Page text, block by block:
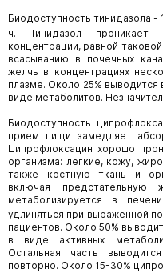
Биодоступность тинидазола -
ч. Тинидазол
концентрации, равной
всасыванию в почечных
желчь в концентрациях
плазме. Около 25%
виде метаболитов.
Биодоступность
прием пищи замедляет
Ципрофлоксацин хорошо
организма: легкие, кожу,
также костную ткань и
включая предстательную
метаболизируется в
удлиняться при выраженной
пациентов. Около 50%
в виде активных
Остальная часть
повторно. Около 15-30%